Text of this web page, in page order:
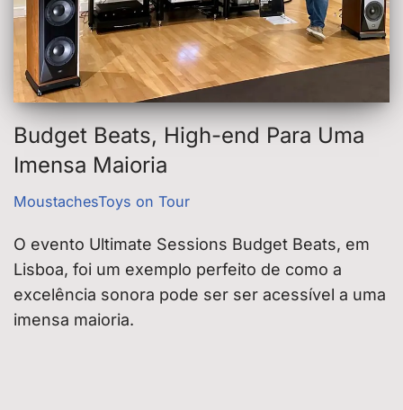
Budget Beats, High-end Para Uma
Imensa Maioria
MoustachesToys on Tour
O evento Ultimate Sessions Budget Beats, em
Lisboa, foi um exemplo perfeito de como a
excelência sonora pode ser ser acessível a uma
imensa maioria.